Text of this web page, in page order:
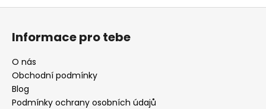
Z
Informace pro tebe
O nás
Obchodní podmínky
Blog
Podmínky ochrany osobních údajů